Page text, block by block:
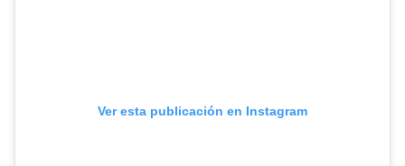
Ver esta publicación en Instagram